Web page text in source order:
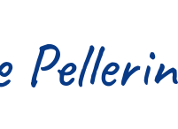
Pellerin